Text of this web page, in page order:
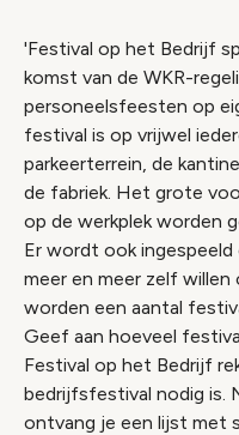
'Festival op het Bedrijf
komst van de WKR-
personeelsfeesten op
festival is op vrijwel
parkeerterrein, de
de fabriek. Het grote
op de werkplek worden
Er wordt ook
meer en meer zelf
worden een aantal
Geef aan hoeveel
Festival op het Bedrijf
bedrijfsfestival nodig is.
ontvang je een lijst met